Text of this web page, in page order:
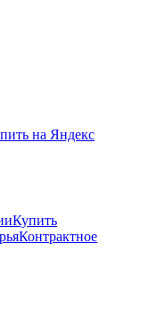
на Яндекс
Купить
Контрактное